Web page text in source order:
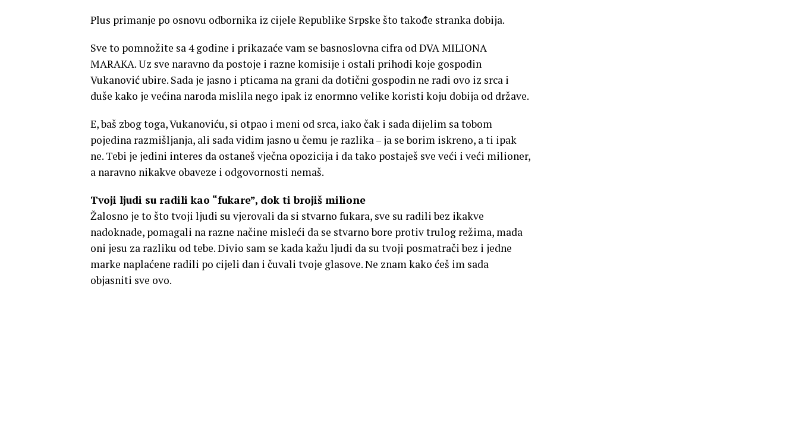
Plus primanje po osnovu odbornika iz cijele Republike Srpske što takođe stranka dobija.
Sve to pomnožite sa 4 godine i prikazaće vam se basnoslovna cifra od DVA MILIONA
MARAKA. Uz sve naravno da postoje i razne komisije i ostali prihodi koje gospodin
Vukanović ubire. Sada je jasno i pticama na grani da dotični gospodin ne radi ovo iz srca i
duše kako je većina naroda mislila nego ipak iz enormno velike koristi koju dobija od države.
E, baš zbog toga, Vukanoviću, si otpao i meni od srca, iako čak i sada dijelim sa tobom
pojedina razmišljanja, ali sada vidim jasno u čemu je razlika – ja se borim iskreno, a ti ipak
ne. Tebi je jedini interes da ostaneš vječna opozicija i da tako postaješ sve veći i veći milioner,
a naravno nikakve obaveze i odgovornosti nemaš.
Tvoji ljudi su radili kao “fukare”, dok ti brojiš milione
Žalosno je to što tvoji ljudi su vjerovali da si stvarno fukara, sve su radili bez ikakve
nadoknade, pomagali na razne načine misleći da se stvarno bore protiv trulog režima, mada
oni jesu za razliku od tebe. Divio sam se kada kažu ljudi da su tvoji posmatrači bez i jedne
marke naplaćene radili po cijeli dan i čuvali tvoje glasove. Ne znam kako ćeš im sada
objasniti sve ovo.